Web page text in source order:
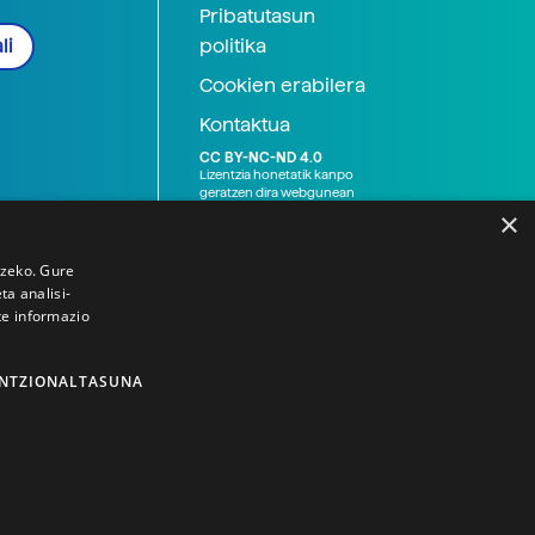
Pribatutasun
politika
Cookien erabilera
Kontaktua
CC BY-NC-ND 4.0
Lizentzia honetatik kanpo
geratzen dira webgunean
×
Gure
analisi-
informazio